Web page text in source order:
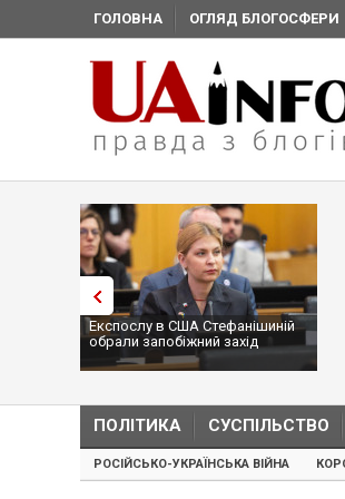
ГОЛОВНА ОГЛЯД БЛОГОСФЕРИ
Експослу в США Стефанішиній
обрали запобіжний захід
ПОЛІТИКА СУСПІЛЬСТВО
РОСІЙСЬКО-УКРАЇНСЬКА ВІЙНА